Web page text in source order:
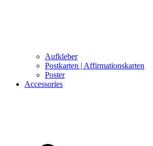
Aufkleber
Postkarten | Affirmationskarten
Poster
Accessories